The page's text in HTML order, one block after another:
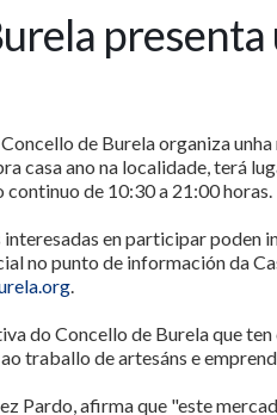
de Burela organiza
casa ano na localidade, terá
de 10:30 a 21:00 horas.
interesadas en participar poden
no punto de información da
.
do Concello de Burela que
traballo de artesáns e
Pardo, afirma que "este